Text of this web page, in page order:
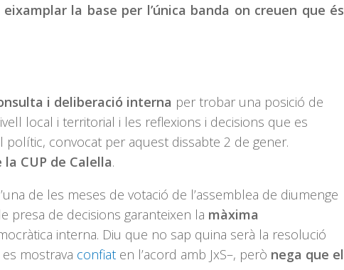
la base per l’única banda on creuen que és
i deliberació interna per trobar una posició de
local i territorial i les reflexions i decisions que es
convocat per aquest dissabte 2 de gener.
CUP de Calella.
de les meses de votació de l’assemblea de diumenge
presa de decisions garanteixen la màxima
interna. Diu que no sap quina serà la resolució
mostrava confiat en l’acord amb JxS–, però nega que el